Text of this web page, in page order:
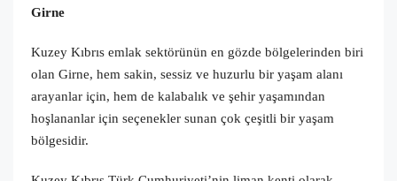
Girne
Kuzey Kıbrıs emlak sektörünün en gözde bölgelerinden biri
olan Girne, hem sakin, sessiz ve huzurlu bir yaşam alanı
arayanlar için, hem de kalabalık ve şehir yaşamından
hoşlananlar için seçenekler sunan çok çeşitli bir yaşam
bölgesidir.